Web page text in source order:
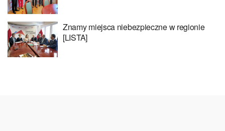
Znamy miejsca niebezpieczne w regionie
[LISTA]